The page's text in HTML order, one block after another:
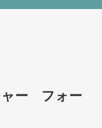
ャー フォー